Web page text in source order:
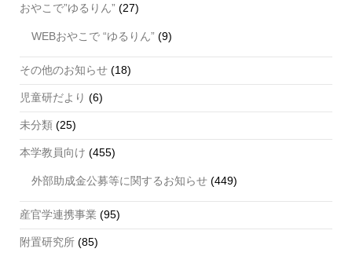
おやこで”ゆるりん” (27)
WEBおやこで “ゆるりん” (9)
その他のお知らせ (18)
児童研だより (6)
未分類 (25)
本学教員向け (455)
外部助成金公募等に関するお知らせ (449)
産官学連携事業 (95)
附置研究所 (85)